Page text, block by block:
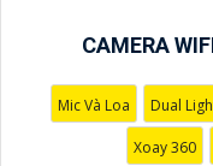
hình ảnh sắc nét và
theo dõi mọi hoạt
cơ hội sở hữu
bảo vệ tài sản và
Hy vọng đoạn văn
CAMERA
Mic Và Loa Dual
Xoay 360